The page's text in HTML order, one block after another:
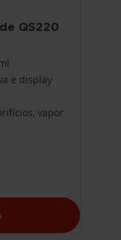
QS220
e display
vapor